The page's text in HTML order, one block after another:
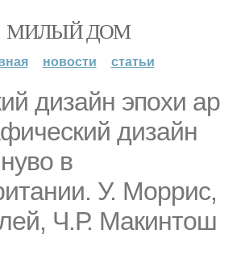
МИЛЫЙ ДОМ
новости статьи
дизайн эпохи ар
дизайн
в
У. Моррис,
Ч.Р. Макинтош